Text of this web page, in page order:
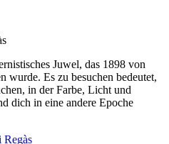
Juwel, das 1898 von
wurde. Es zu besuchen bedeutet,
in der Farbe, Licht und
dich in eine andere Epoche
Regàs